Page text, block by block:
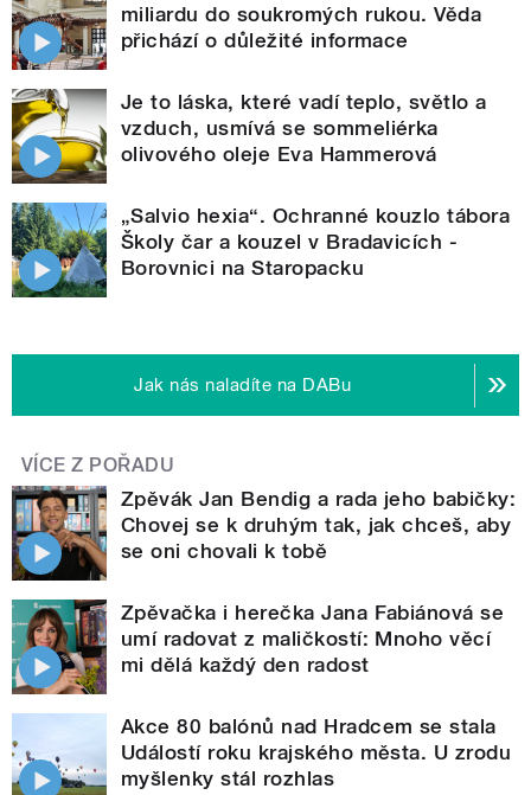
miliardu do soukromých rukou. Věda
přichází o důležité informace
Je to láska, které vadí teplo, světlo a
vzduch, usmívá se sommeliérka
olivového oleje Eva Hammerová
„Salvio hexia“. Ochranné kouzlo tábora
Školy čar a kouzel v Bradavicích -
Borovnici na Staropacku
Jak nás naladíte na DABu
VÍCE Z POŘADU
Zpěvák Jan Bendig a rada jeho babičky:
Chovej se k druhým tak, jak chceš, aby
se oni chovali k tobě
Zpěvačka i herečka Jana Fabiánová se
umí radovat z maličkostí: Mnoho věcí
mi dělá každý den radost
Akce 80 balónů nad Hradcem se stala
Událostí roku krajského města. U zrodu
myšlenky stál rozhlas